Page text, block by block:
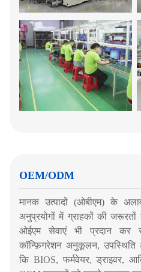
OEM/ODM
मानक उत्पादों (ओबीएम) के
अनुप्रयोगों में ग्राहकों की
ओईएम सेवाएं भी प्रदान कर
कॉन्फ़िगरेशन अनुकूलन,
कि BIOS, फर्मवेयर, ड्राइवर,